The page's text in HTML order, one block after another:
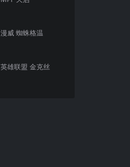
漫威 蜘蛛格温
英雄联盟 金克丝